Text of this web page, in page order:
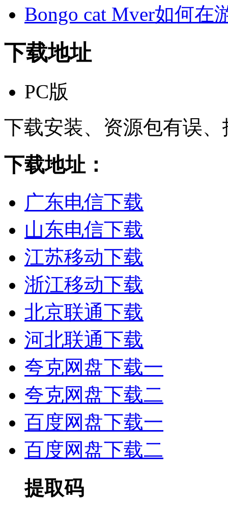
Bongo cat Mver如何在
下载地址
PC版
下载安装、资源包有误
下载地址：
广东电信下载
山东电信下载
江苏移动下载
浙江移动下载
北京联通下载
河北联通下载
夸克网盘下载一
夸克网盘下载二
百度网盘下载一
百度网盘下载二
提取码